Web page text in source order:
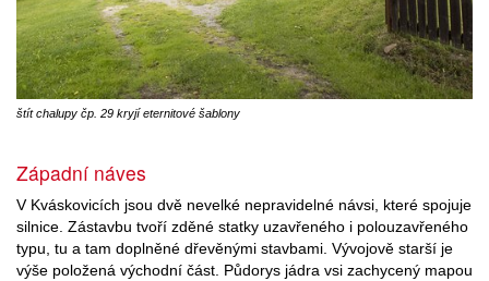
štít chalupy čp. 29 kryjí eternitové šablony
Západní náves
V Kváskovicích jsou dvě nevelké nepravidelné návsi, které spojuje
silnice. Zástavbu tvoří zděné statky uzavřeného i polouzavřeného
typu, tu a tam doplněné dřevěnými stavbami. Vývojově starší je
výše položená východní část. Půdorys jádra vsi zachycený mapou